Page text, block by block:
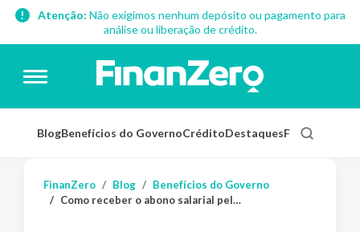
Atenção: Não exigimos nenhum depósito ou pagamento para
análise ou liberação de crédito.
BlogBenefícios do GovernoCréditoDestaquesFinanças
FinanZero Blog
Benefícios do Governo
Como receber o abono salarial pelo caixa tem?